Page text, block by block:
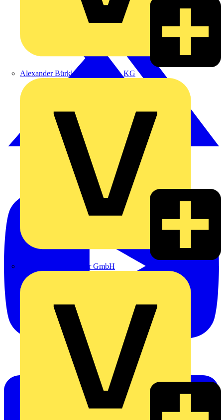
Alexander Bürkle GmbH & Co. KG
eldis electro distributor GmbH